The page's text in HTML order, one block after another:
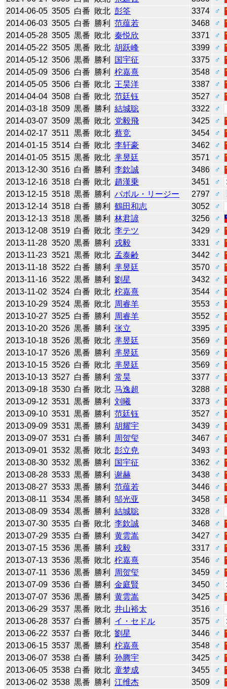
2014-06-05 3505 白番 敗北 彭筌 3374
♂
2014-06-03 3505 白番 勝利 范蕴若 3468
♂
2014-05-28 3505 黒番 敗北 秦悦欣 3371
♂
2014-05-22 3505 黒番 敗北 胡跃峰 3399
♂
2014-05-12 3506 黒番 勝利 国宇征 3375
♂
2014-05-09 3506 白番 勝利 柁嘉熹 3548
♂
2014-05-05 3506 白番 敗北 王昊洋 3387
♂
2014-04-04 3508 白番 敗北 范廷钰 3527
♂
2014-03-18 3509 黒番 勝利 結城聡 3322
♂
2014-03-07 3509 黒番 敗北 党毅飛 3425
♂
2014-02-17 3511 黒番 敗北 蔡竞 3454
♂
2014-01-15 3514 白番 敗北 李轩豪 3462
♂
2014-01-05 3515 黒番 敗北 芈昱廷 3571
♂
2013-12-30 3516 白番 勝利 李欽誠 3486
♂
2013-12-16 3518 白番 敗北 趙漢乗 3451
♂
2013-12-15 3518 黒番 勝利 パボル・リージー 2797
♂
2013-12-14 3518 白番 勝利 鶴田和志 3052
♂
2013-12-13 3518 黒番 勝利 林君諺 3256
♂
2013-12-08 3519 白番 敗北 李テツ 3429
♂
2013-11-28 3520 黒番 勝利 戎毅 3331
♂
2013-11-23 3521 黒番 敗北 孟泰齢 3442
♂
2013-11-18 3522 白番 勝利 芈昱廷 3570
♂
2013-11-16 3522 黒番 勝利 劉星 3432
♂
2013-11-02 3524 白番 敗北 柁嘉熹 3544
♂
2013-10-29 3524 黒番 敗北 周睿羊 3553
♂
2013-10-27 3525 白番 勝利 周睿羊 3552
♂
2013-10-20 3526 黒番 勝利 张立 3395
♂
2013-10-18 3526 黒番 敗北 芈昱廷 3569
♂
2013-10-17 3526 黒番 勝利 芈昱廷 3569
♂
2013-10-15 3526 白番 敗北 芈昱廷 3569
♂
2013-10-13 3527 白番 勝利 常昊 3377
♂
2013-09-18 3530 白番 敗北 马逸超 3288
♂
2013-09-12 3531 黒番 勝利 刘曦 3373
♂
2013-09-10 3531 黒番 勝利 范廷钰 3527
♂
2013-09-09 3531 黒番 勝利 胡耀宇 3439
♂
2013-09-07 3531 白番 勝利 周贺玺 3467
♂
2013-09-01 3532 黒番 敗北 彭立尭 3493
♂
2013-08-30 3532 黒番 勝利 国宇征 3362
♂
2013-08-28 3533 黒番 勝利 谢赫 3438
♂
2013-08-27 3533 黒番 勝利 范蕴若 3446
♂
2013-08-11 3534 黒番 勝利 邬光亚 3458
♂
2013-08-09 3534 黒番 勝利 結城聡 3328
♂
2013-07-30 3535 白番 敗北 李欽誠 3468
♂
2013-07-29 3535 白番 勝利 黄雲嵩 3427
♂
2013-07-15 3536 黒番 勝利 戎毅 3317
♂
2013-07-13 3536 黒番 敗北 柁嘉熹 3546
♂
2013-07-11 3536 黒番 勝利 周贺玺 3459
♂
2013-07-09 3536 白番 勝利 金庭賢 3450
♂
2013-07-07 3536 黒番 勝利 黄雲嵩 3425
♂
2013-06-29 3537 黒番 敗北 井山裕太 3516
♂
2013-06-28 3537 白番 勝利 イ・セドル 3575
♂
2013-06-22 3537 白番 敗北 劉星 3446
♂
2013-06-15 3537 黒番 勝利 柁嘉熹 3548
♂
2013-06-07 3538 白番 勝利 孙腾宇 3425
♂
2013-06-05 3538 白番 敗北 童梦成 3455
♂
2013-06-02 3538 黒番 勝利 江维杰 3509
♂